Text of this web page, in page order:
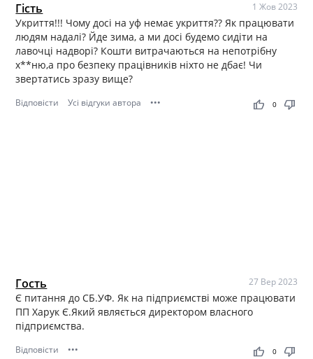
Гість 1 Жов 2023
Укриття!!! Чому досі на уф немає укриття?? Як працювати
людям надалі? Йде зима, а ми досі будемо сидіти на
лавочці надворі? Кошти витрачаються на непотрібну
х**ню,а про безпеку працівників ніхто не дбає! Чи
звертатись зразу вище?
Відповісти Усі відгуки автора ••• thumb_up thumb_down
0
Гость 27 Вер 2023
Є питання до СБ.УФ. Як на підприємстві може працювати
ПП Харук Є.Який являється директором власного
підприємства.
Відповісти ••• thumb_up thumb_down
0